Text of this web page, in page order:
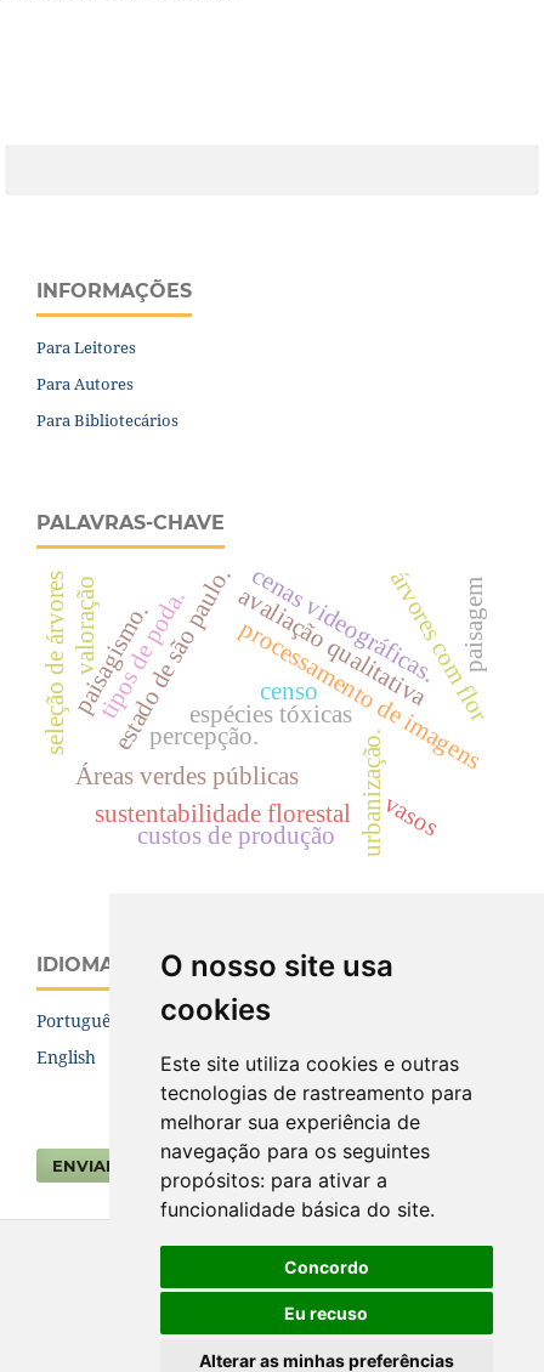
O nosso site usa
cookies
Este site utiliza cookies e outras
tecnologias de rastreamento para
melhorar sua experiência de
navegação para os seguintes
propósitos: para ativar a
funcionalidade básica do site.
Concordo
Eu recuso
Alterar as minhas preferências
INFORMAÇÕES
Para Leitores
Para Autores
Para Bibliotecários
PALAVRAS-CHAVE
Áreas verdes públicas
processamento de imagens
espécies tóxicas
estado de são paulo.avaliação qualitativa
tipos de poda.
paisagismo. cenas videográficas.
censo árvores com flor
urbanização.
seleção de árvores
sustentabilidade florestal
valoração
percepção.
vasos
paisagem
custos de produção
IDIOMA
Português (Brasil)
English
ENVIAR SUBMISSÃO